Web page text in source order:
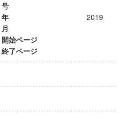
号
年
2019
月
開始ページ
終了ページ